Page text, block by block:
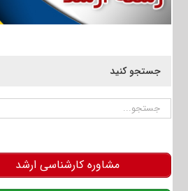
جستجو کنید
جستجو
مشاوره کارشناسی ارشد